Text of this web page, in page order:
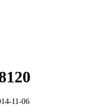
11-06